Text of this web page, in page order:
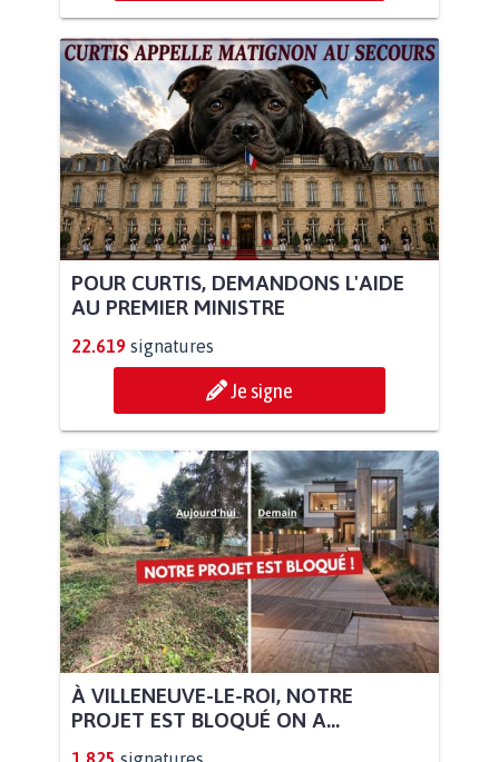
POUR CURTIS, DEMANDONS L'AIDE
AU PREMIER MINISTRE
22.619 signatures
Je signe
À VILLENEUVE-LE-ROI, NOTRE
PROJET EST BLOQUÉ ON A...